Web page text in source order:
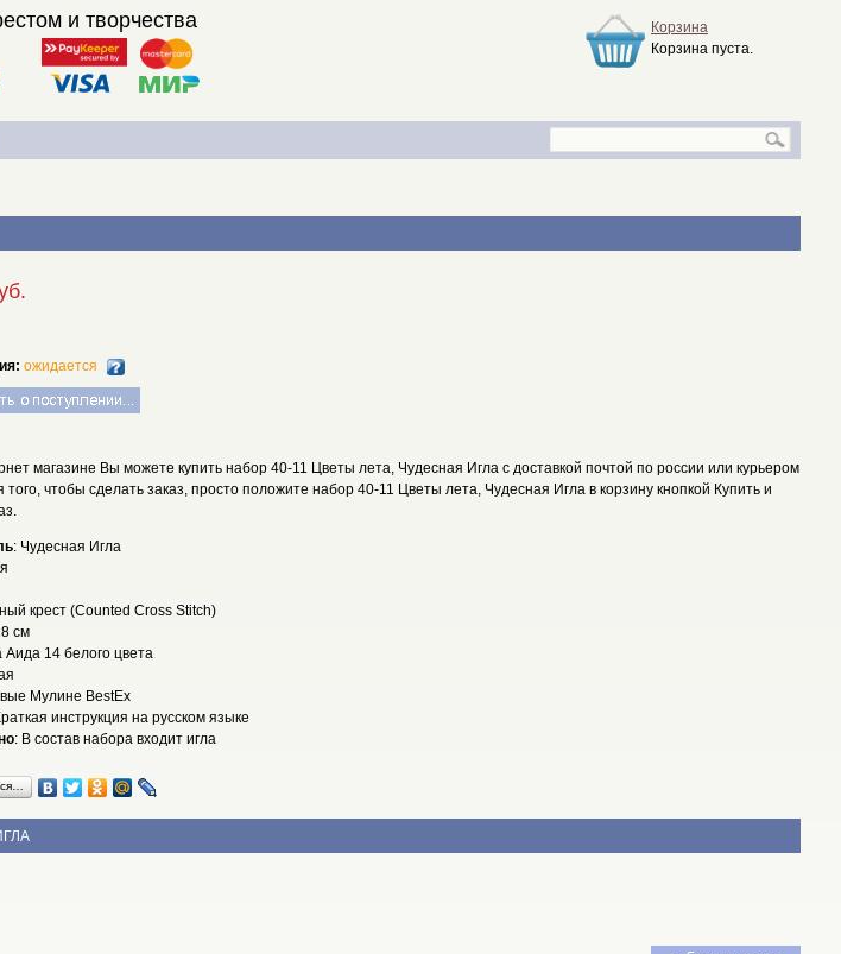
и творчества
Корзина
Корзина пуста.
ожидается
магазине Вы можете купить набор 40-11 Цветы лета, Чудесная Игла с доставкой почтой по россии или курьером
того, чтобы сделать заказ, просто положите набор 40-11 Цветы лета, Чудесная Игла в корзину кнопкой Купить и
: Чудесная Игла
крест (Counted Cross Stitch)
см
Аида 14 белого цвета
Мулине BestEx
инструкция на русском языке
: В состав набора входит игла